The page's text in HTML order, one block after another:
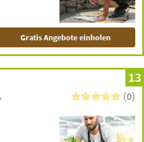
Gratis Angebote einholen
13
(0)